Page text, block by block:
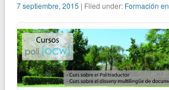
7 septiembre, 2015 | Filed under: Formación